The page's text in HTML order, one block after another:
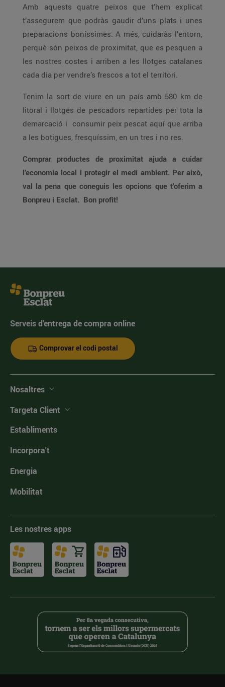
Amb aquests quatre peixos que t’hem explicat
t’assegurem que podràs gaudir d’uns plats i unes
preparacions boníssimes. A més, cuidaràs l’entorn,
perquè són peixos de proximitat, que es pesquen a
les nostres costes i arriben a les llotges catalanes
cada dia per vendre’s frescos a tot el territori.
Tenim la sort de viure en un país amb 580 km de
litoral i llotges de pescadors repartides per tota la
demarcació i consumir peix pescat aquí que arriba
a les botigues, fresquíssim, en un tres i no res.
Comprar productes de proximitat ajuda a cuidar
l’economia local i protegir el medi ambient. Per això,
val la pena que coneguis les opcions que t’oferim a
Bonpreu i Esclat. Bon profit!
Serveis d'entrega de compra online
Comprovar el codi postal
Nosaltres
Targeta Client
Establiments
Incorpora't
Energia
Mobilitat
Les nostres apps